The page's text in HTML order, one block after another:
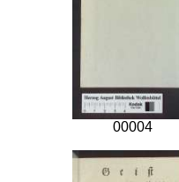
00004